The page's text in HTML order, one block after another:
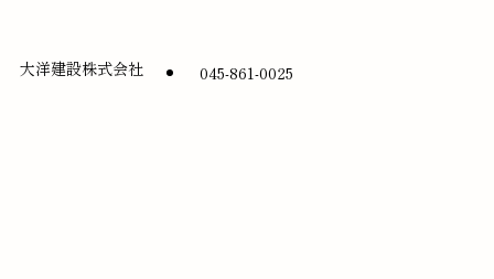
大洋建設株式会社 045-861-0025